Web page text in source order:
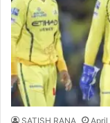
SATISH RANA April